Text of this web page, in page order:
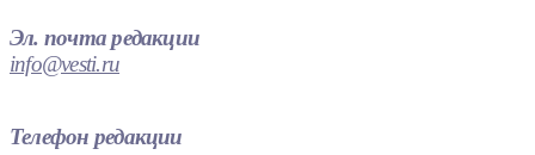
Эл. почта редакции
info@vesti.ru
Телефон редакции